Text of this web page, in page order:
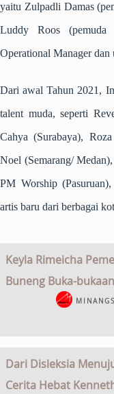
yaitu Zulpadli Damas
Luddy Roos (pemuda
Operational Manager
Dari awal Tahun 2021,
talent muda, seperti
Cahya (Surabaya),
Noel (Semarang/
PM Worship
artis baru dari berbagai
Keyla Rimeicha
Buneng Buka-
Dari Disleksia
Cerita Hebat